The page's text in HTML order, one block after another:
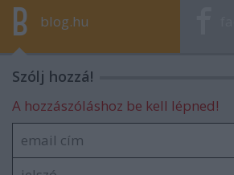
blog.hu
Szólj hozzá!
A hozzászóláshoz be kell lépned!